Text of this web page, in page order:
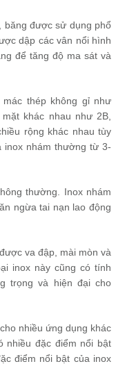
băng được sử dụng phổ
dập các vân nổi hình
để tăng độ ma sát và
thép không gỉ như
khác nhau như 2B,
rộng khác nhau tùy
inox nhám thường từ 3-
thường. Inox nhám
ngừa tai nạn lao động
va đập, mài mòn và
inox này cũng có tính
trọng và hiện đại cho
nhiều ứng dụng khác
nhiều đặc điểm nổi bật
điểm nổi bật của inox